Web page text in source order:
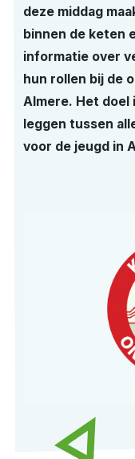
deze middag
binnen de keten
informatie over
hun rollen bij de
Almere. Het
leggen tussen
voor de jeugd in